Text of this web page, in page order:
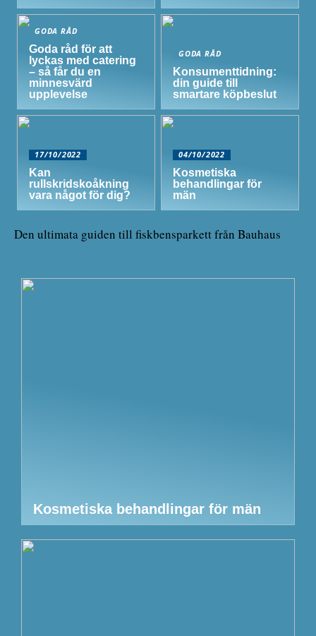
GODA RÅD
Goda råd för att
lyckas med catering
– så får du en
minnesvärd
upplevelse
GODA RÅD
Konsumenttidning:
din guide till
smartare köpbeslut
17/10/2022
Kan
rullskridskoåkning
vara något för dig?
04/10/2022
Kosmetiska
behandlingar för
män
Den ultimata guiden till fiskbensparkett från Bauhaus
Kosmetiska behandlingar för män